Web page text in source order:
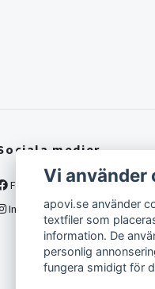
medier
Facebook
Instagram
Vi använder
apovi.se använder
textfiler som
information. De
personlig
fungera smidigt för